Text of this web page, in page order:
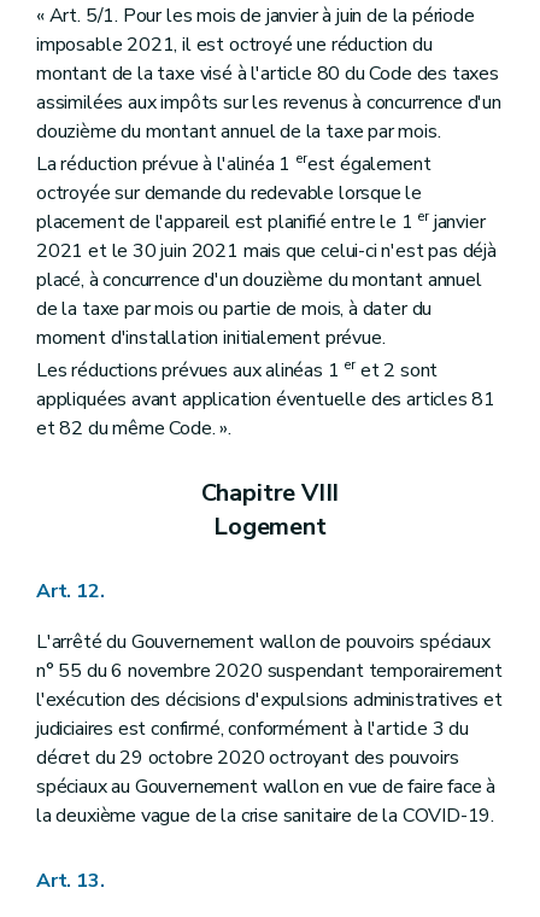
« Art. 5/1. Pour les mois de janvier à juin de la période
imposable 2021, il est octroyé une réduction du
montant de la taxe visé à l'article 80 du Code des taxes
assimilées aux impôts sur les revenus à concurrence d'un
douzième du montant annuel de la taxe par mois.
La réduction prévue à l'alinéa 1 erest également
octroyée sur demande du redevable lorsque le
placement de l'appareil est planifié entre le 1 erjanvier
2021 et le 30 juin 2021 mais que celui-ci n'est pas déjà
placé, à concurrence d'un douzième du montant annuel
de la taxe par mois ou partie de mois, à dater du
moment d'installation initialement prévue.
Les réductions prévues aux alinéas 1 eret 2 sont
appliquées avant application éventuelle des articles 81
et 82 du même Code. ».
Chapitre VIII
Logement
Art. 12.
L'arrêté du Gouvernement wallon de pouvoirs spéciaux
n° 55 du 6 novembre 2020 suspendant temporairement
l'exécution des décisions d'expulsions administratives et
judiciaires est confirmé, conformément à l'article 3 du
décret du 29 octobre 2020 octroyant des pouvoirs
spéciaux au Gouvernement wallon en vue de faire face à
la deuxième vague de la crise sanitaire de la COVID-19.
Art. 13.